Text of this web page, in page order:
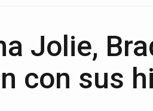
Jolie,
con sus